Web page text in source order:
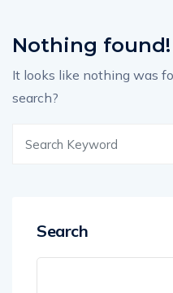
Nothing found!
It looks like nothing was
search?
Search